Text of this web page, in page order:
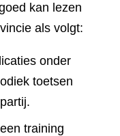
kan lezen
als volgt:
onder
toetsen
training